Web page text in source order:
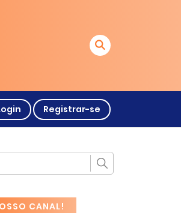
Registrar-se
CANAL!